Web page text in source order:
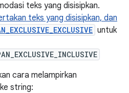
teks yang disisipkan.
teks yang disisipkan, dan
untuk
cara melampirkan
ke string: